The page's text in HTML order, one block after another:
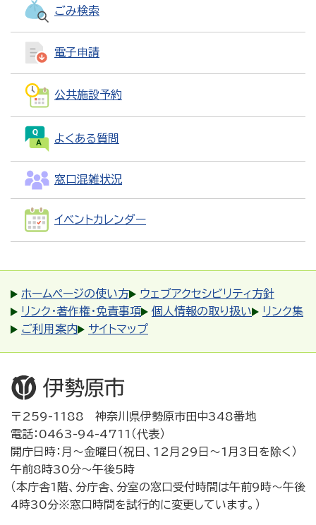
ごみ検索
電子申請
公共施設予約
よくある質問
窓口混雑状況
イベントカレンダー
ホームページの使い方
ウェブアクセシビリティ方針
リンク・著作権・免責事項
個人情報の取り扱い
リンク集
ご利用案内
サイトマップ
〒259-1188 神奈川県伊勢原市田中348番地
電話：0463-94-4711（代表）
開庁日時：月～金曜日（祝日、12月29日～1月3日を除く）
午前8時30分～午後5時
（本庁舎1階、分庁舎、分室の窓口受付時間は午前9時～午後
4時30分※窓口時間を試行的に変更しています。）